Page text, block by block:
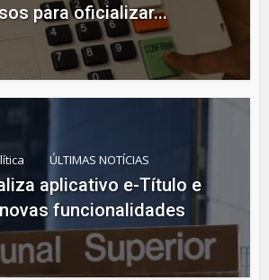
para oficializar...
ÚLTIMAS NOTÍCIAS
aplicativo e-Título e
funcionalidades